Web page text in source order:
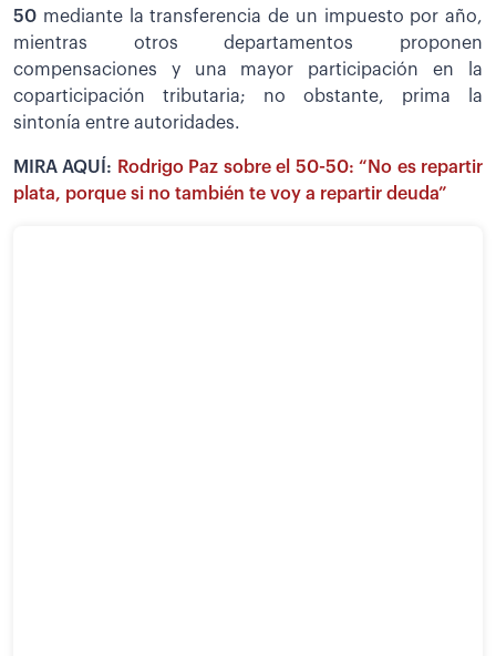
50 mediante la transferencia de un impuesto por año,
mientras otros departamentos proponen
compensaciones y una mayor participación en la
coparticipación tributaria; no obstante, prima la
sintonía entre autoridades.
MIRA AQUÍ: Rodrigo Paz sobre el 50-50: “No es repartir
plata, porque si no también te voy a repartir deuda”